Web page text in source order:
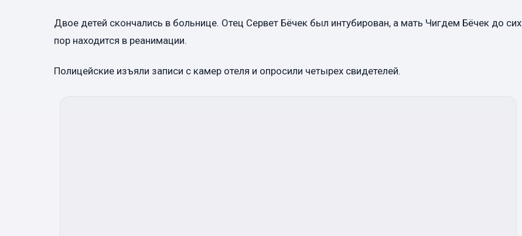
Двое детей скончались в больнице. Отец Сервет Бёчек был интубирован, а мать Чигдем Бёчек до сих
пор находится в реанимации.
Полицейские изъяли записи с камер отеля и опросили четырех свидетелей.